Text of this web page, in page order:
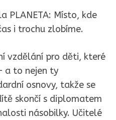
PLANETA: Místo, kde
i trochu zlobíme.
vzdělání pro děti, které
a to nejen ty
osnovy, takže se
skončí s diplomatem
násobilky. Učitelé